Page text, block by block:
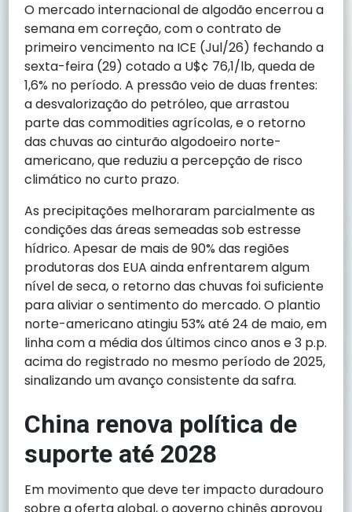
O mercado internacional de algodão encerrou a
semana em correção, com o contrato de
primeiro vencimento na ICE (Jul/26) fechando a
sexta-feira (29) cotado a U$¢ 76,1/lb, queda de
1,6% no período. A pressão veio de duas frentes:
a desvalorização do petróleo, que arrastou
parte das commodities agrícolas, e o retorno
das chuvas ao cinturão algodoeiro norte-
americano, que reduziu a percepção de risco
climático no curto prazo.
As precipitações melhoraram parcialmente as
condições das áreas semeadas sob estresse
hídrico. Apesar de mais de 90% das regiões
produtoras dos EUA ainda enfrentarem algum
nível de seca, o retorno das chuvas foi suficiente
para aliviar o sentimento do mercado. O plantio
norte-americano atingiu 53% até 24 de maio, em
linha com a média dos últimos cinco anos e 3 p.p.
acima do registrado no mesmo período de 2025,
sinalizando um avanço consistente da safra.
China renova política de
suporte até 2028
Em movimento que deve ter impacto duradouro